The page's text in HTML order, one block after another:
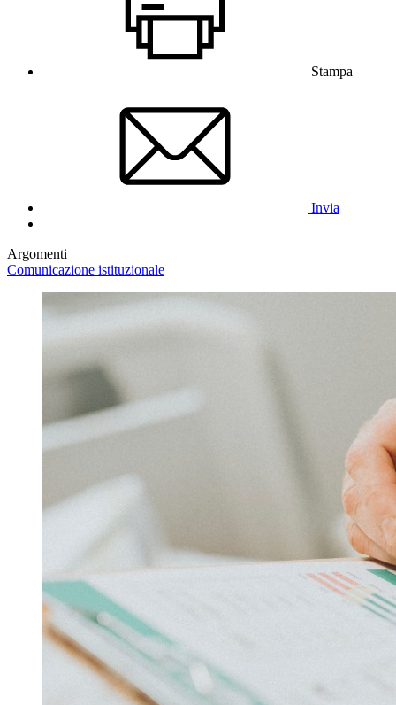
Stampa
Invia
Argomenti
Comunicazione istituzionale